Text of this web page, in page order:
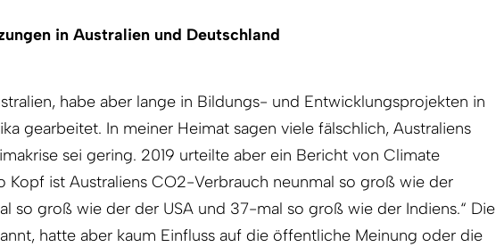
in Australien und Deutschland
habe aber lange in Bildungs- und Entwicklungsprojekten in
gearbeitet. In meiner Heimat sagen viele fälschlich, Australiens
sei gering. 2019 urteilte aber ein Bericht von Climate
Kopf ist Australiens CO2-Verbrauch neunmal so groß wie der
so groß wie der der USA und 37-mal so groß wie der Indiens.“ Die
hatte aber kaum Einfluss auf die öffentliche Meinung oder die